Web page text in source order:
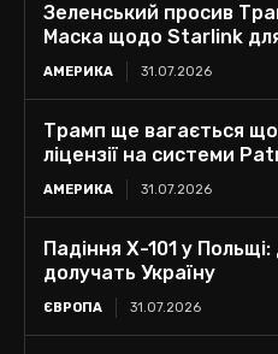
Зеленський просив
Маска щодо Starlink
АМЕРИКА 31.07.2026
Трамп ще вагається
ліцензії на системи
АМЕРИКА 31.07.2026
Падіння Х-101 у
долучать Україну
ЄВРОПА 31.07.2026